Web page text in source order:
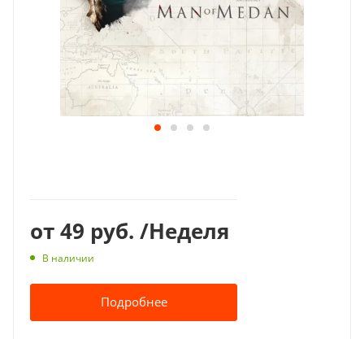
от49 руб. /Неделя
В наличии
Подробнее